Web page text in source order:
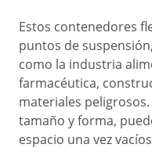
Estos contenedores
puntos de
como la industria
farmacéutica,
materiales
tamaño y forma,
espacio una vez